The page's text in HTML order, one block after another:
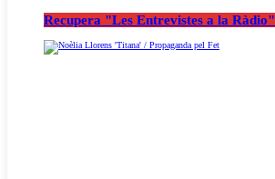
Recupera "Les Entrevistes a la Ràdio"